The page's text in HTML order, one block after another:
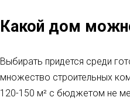
Какой дом
Выбирать придется среди
множество строительных
120-150 м² с бюджетом не